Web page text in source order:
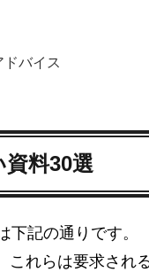
バイス
料30選
下記の通りです。
これらは要求され